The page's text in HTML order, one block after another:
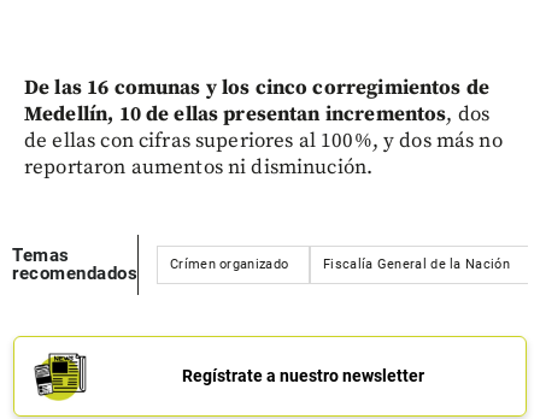
De las 16 comunas y los cinco corregimientos de
Medellín, 10 de ellas presentan incrementos, dos
de ellas con cifras superiores al 100%, y dos más no
reportaron aumentos ni disminución.
Temas
recomendados
Crímen organizado Fiscalía General de la Nación
Regístrate a nuestro newsletter